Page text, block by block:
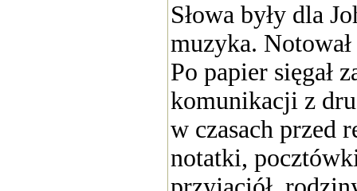
Słowa były dla
muzyka.
Po papier sięgał
komunikacji z
w czasach przed
notatki,